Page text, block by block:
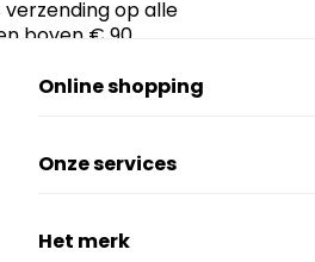
op alle
boven € 90.
Online shopping
Onze services
Het merk